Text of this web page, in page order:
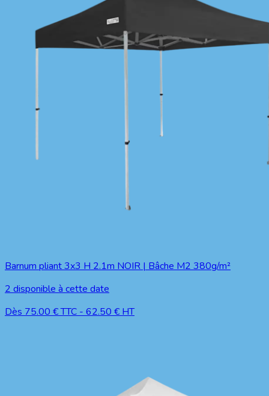
Barnum pliant 3x3 H 2.1m NOIR | Bâche M2 380g/m²
2 disponible à cette date
Dès 75.00 € TTC - 62.50 € HT